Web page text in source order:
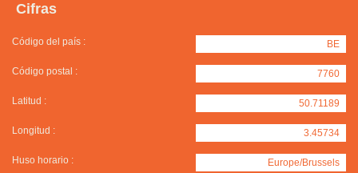
Cifras
Código del país : BE
Código postal : 7760
Latitud : 50.71189
Longitud : 3.45734
Huso horario : Europe/Brussels